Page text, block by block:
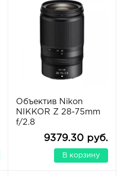
Объектив Nikon
NIKKOR Z 28-75mm
f/2.8
9379.30 руб.
В корзину